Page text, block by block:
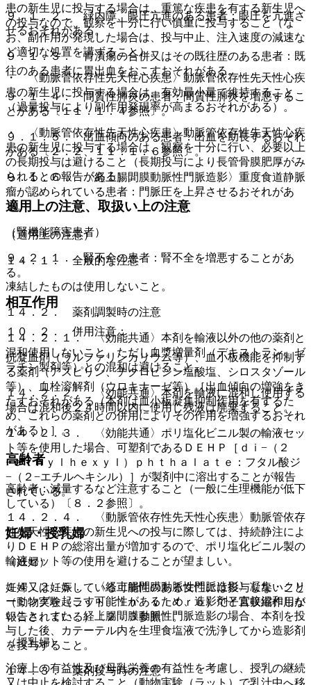
患の新生児に投与する場合は、重篤な疾患を有する新生児へ
の投与なので、観察を十分に行い慎重に投与すること（な
お、副作用が発現した場合は、投与中止、注入速度の減速な
ど適切な処置を講ずること）。
・ 〈動脈管依存性先天性心疾患〉動脈管依存性先天性心疾
患の新生児に投与する場合は、有効最小量で維持すること
（過量投与により副作用発現率が高まるおそれがある）。
・ 〈動脈管依存性先天性心疾患〉動脈管依存性先天性心疾
患の新生児に投与する場合は、観察を十分に行い、必要以上
の長期投与は避けること（長期投与により長管骨膜肥厚がみ
られるとの報告がある）。
適用上の注意、取扱い上の注意
（適用上の注意）
１４．１． 全般的な注意
凍結したものは使用しないこと。
１４．２． 薬剤調製時の注意
１４．２．１． 〈効能共通〉本剤を輸液以外の他の薬剤と
混和使用しないこと。ただし血漿増量剤（デキストラン、ゼ
ラチン製剤等）との混和は避けること。
１４．２．２． 〈効能共通〉本剤を輸液に混和し使用する
場合は混和後２４時間以内に使用し残液は廃棄すること。
１４．２．３． 〈効能共通〉ポリ塩化ビニル製の輸液セッ
ト等を使用した場合、可塑剤であるＤＥＨＰ［ｄｉ−（２
−ｅｔｈｙｌｈｅｘｙｌ）ｐｈｔｈａｌａｔｅ：フタル酸ジ
−（２−エチルヘキシル）］が製剤中に溶出することが報告
されている。
１４．２．４． 〈動脈管依存性先天性心疾患〉動脈管依存
性先天性心疾患の新生児への投与に際しては、持続静注によ
りＤＥＨＰの総溶出量が増加するので、ポリ塩化ビニル製の
輸液セット等の使用を避けることが望ましい。
１４．２．５． 〈経上腸間膜動脈性門脈造影〉凝集・クリ
ーミングを起こす可能性があるため、造影剤と直接混和しな
いこと。また、経上腸間膜動脈性門脈造影の場合、本剤を投
与した後、カテーテル内を生理食塩液で洗浄してから造影剤
を投与すること。
１４．３． 薬剤投与時の注意
９．１．２． 緑内障、眼圧亢進のある患者：眼圧を亢進さ
せるおそれがある。
９．１．３． 胃潰瘍の合併又はその既往歴のある患者：既
往のある患者に胃出血をおこすおそれがある。
９．１．４． 間質性肺炎の患者：間質性肺炎を増悪するこ
とがある〔１１．１．４参照〕。
９．１．５． 出血傾向のある患者：出血を助長するおそれ
がある〔２．２、１１．１．６参照〕。
９．１．６． 〈経上腸間膜動脈性門脈造影〉重度食道静脈
瘤が認められている患者：門脈圧を上昇させるおそれがあ
る。
（腎機能障害患者）
９．２．１． 腎不全の患者：腎不全を増悪することがあ
る。
相互作用
１０．２． 併用注意：
抗凝血剤（ワルファリンカリウム等）、血小板機能を抑制す
る薬剤（アスピリン、チクロピジン塩酸塩、シロスタゾール
等）、血栓溶解剤（ウロキナーゼ等）［出血傾向の増強をき
たすおそれがある（本剤は血小板凝集抑制作用を有するた
め、これらの薬剤との併用によりその作用を増強するおそれ
がある）］。
高齢者
高齢者：減量するなど注意すること（一般に生理機能が低下
している）〔８．２参照〕。
妊婦・授乳婦
（妊婦）
妊婦又は妊娠している可能性のある女性には投与しないこと
（動物実験（ラット、ｉｎ ｖｉｔｒｏ）で子宮収縮作用が
報告されている）〔２．３参照〕。
（授乳婦）
治療上の有益性及び母乳栄養の有益性を考慮し、授乳の継続